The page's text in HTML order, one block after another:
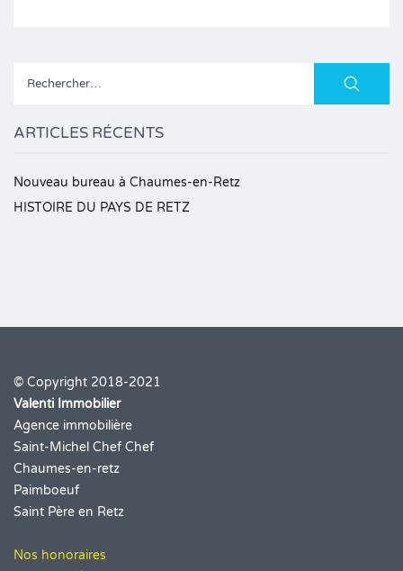
Rechercher :
ARTICLES RÉCENTS
Nouveau bureau à Chaumes-en-Retz
HISTOIRE DU PAYS DE RETZ
© Copyright 2018-2021
Valenti Immobilier
Agence immobilière
Saint-Michel Chef Chef
Chaumes-en-retz
Paimboeuf
Saint Père en Retz
Nos honoraires